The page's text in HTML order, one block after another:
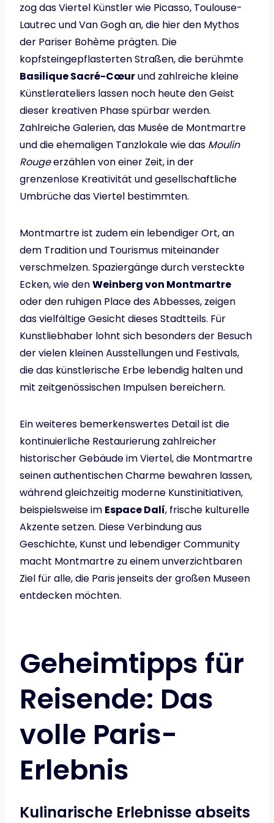
zog das Viertel Künstler wie Picasso, Toulouse-
Lautrec und Van Gogh an, die hier den Mythos
der Pariser Bohème prägten. Die
kopfsteingepflasterten Straßen, die berühmte
Basilique Sacré-Cœurund zahlreiche kleine
Künstlerateliers lassen noch heute den Geist
dieser kreativen Phase spürbar werden.
Zahlreiche Galerien, das Musée de Montmartre
und die ehemaligen Tanzlokale wie das Moulin
Rougeerzählen von einer Zeit, in der
grenzenlose Kreativität und gesellschaftliche
Umbrüche das Viertel bestimmten.
Montmartre ist zudem ein lebendiger Ort, an
dem Tradition und Tourismus miteinander
verschmelzen. Spaziergänge durch versteckte
Ecken, wie denWeinberg von Montmartre
oder den ruhigen Place des Abbesses, zeigen
das vielfältige Gesicht dieses Stadtteils. Für
Kunstliebhaber lohnt sich besonders der Besuch
der vielen kleinen Ausstellungen und Festivals,
die das künstlerische Erbe lebendig halten und
mit zeitgenössischen Impulsen bereichern.
Ein weiteres bemerkenswertes Detail ist die
kontinuierliche Restaurierung zahlreicher
historischer Gebäude im Viertel, die Montmartre
seinen authentischen Charme bewahren lassen,
während gleichzeitig moderne Kunstinitiativen,
beispielsweise im Espace Dalí, frische kulturelle
Akzente setzen. Diese Verbindung aus
Geschichte, Kunst und lebendiger Community
macht Montmartre zu einem unverzichtbaren
Ziel für alle, die Paris jenseits der großen Museen
entdecken möchten.
Geheimtipps für
Reisende: Das
volle Paris-
Erlebnis
Kulinarische Erlebnisse abseits